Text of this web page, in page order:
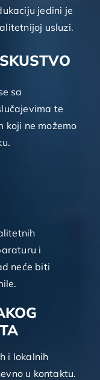
jedini je
usluzi.
sa
te
koji ne možemo
i
neće biti
i lokalnih
u kontaktu.